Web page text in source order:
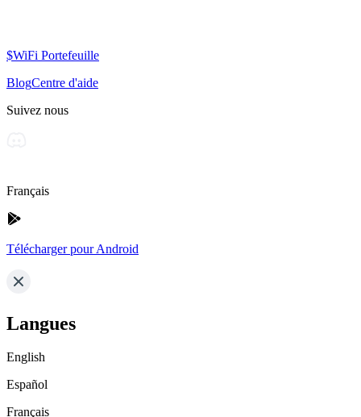
$WiFi Portefeuille
BlogCentre d'aide
Suivez nous
Français
Télécharger pour Android
Langues
English
Español
Français